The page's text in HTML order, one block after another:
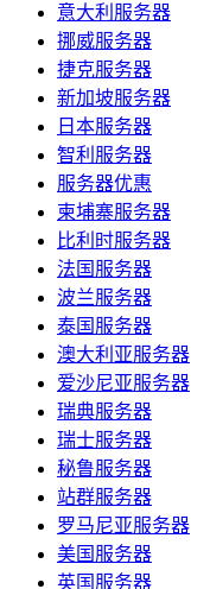
意大利服务器
挪威服务器
捷克服务器
新加坡服务器
日本服务器
智利服务器
服务器优惠
柬埔寨服务器
比利时服务器
法国服务器
波兰服务器
泰国服务器
澳大利亚服务器
爱沙尼亚服务器
瑞典服务器
瑞士服务器
秘鲁服务器
站群服务器
罗马尼亚服务器
美国服务器
英国服务器